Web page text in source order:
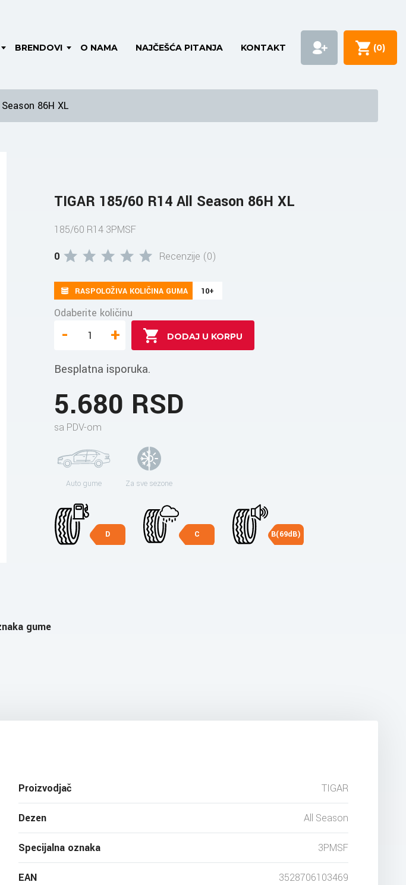
BRENDOVI O NAMA NAJČEŠĆA PITANJA KONTAKT (0)
86H XL
TIGAR 185/60 R14 All Season 86H XL
185/60 R14 3PMSF
0
Recenzije (0)
RASPOLOŽIVA KOLIČINA GUMA 10+
Odaberite količinu
- +
Besplatna isporuka.
5.680 RSD
sa PDV-om
Auto gume Za sve sezone
D C B(69dB)
gume
Proizvodjač TIGAR
Dezen All Season
Specijalna oznaka 3PMSF
EAN 3528706103469